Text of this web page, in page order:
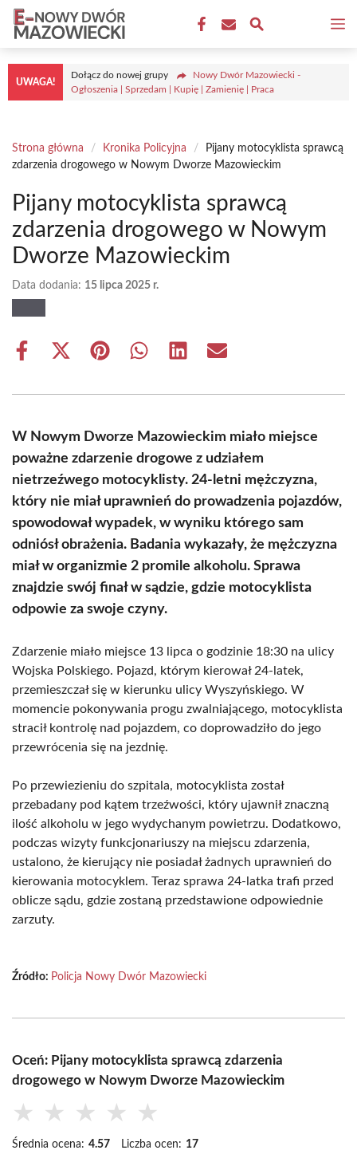
Przejdź
treści
UWAGA!
Dołącz do nowej grupy
Nowy Dwór Mazowiecki -
Ogłoszenia | Sprzedam | Kupię | Zamienię | Praca
Strona główna / Kronika Policyjna /
Pijany motocyklista sprawcą
zdarzenia drogowego w Nowym Dworze Mazowieckim
Pijany motocyklista sprawcą
zdarzenia drogowego w Nowym
Dworze Mazowieckim
Data dodania: 15 lipca 2025 r.
Share
Share
(Twitter)
Share Share Share Share
W Nowym Dworze Mazowieckim miało miejsce
poważne zdarzenie drogowe z udziałem
nietrzeźwego motocyklisty. 24-letni mężczyzna,
który nie miał uprawnień do prowadzenia pojazdów,
spowodował wypadek, w wyniku którego sam
odniósł obrażenia. Badania wykazały, że mężczyzna
miał w organizmie 2 promile alkoholu. Sprawa
znajdzie swój finał w sądzie, gdzie motocyklista
odpowie za swoje czyny.
Zdarzenie miało miejsce 13 lipca o godzinie 18:30 na ulicy
Wojska Polskiego. Pojazd, którym kierował 24-latek,
przemieszczał się w kierunku ulicy Wyszyńskiego. W
momencie pokonywania progu zwalniającego, motocyklista
stracił kontrolę nad pojazdem, co doprowadziło do jego
przewrócenia się na jezdnię.
Po przewiezieniu do szpitala, motocyklista został
przebadany pod kątem trzeźwości, który ujawnił znaczną
ilość alkoholu w jego wydychanym powietrzu. Dodatkowo,
podczas wizyty funkcjonariuszy na miejscu zdarzenia,
ustalono, że kierujący nie posiadał żadnych uprawnień do
kierowania motocyklem. Teraz sprawa 24-latka trafi przed
oblicze sądu, gdzie zostaną przedstawione odpowiednie
zarzuty.
Źródło: Policja Nowy Dwór Mazowiecki
Oceń: Pijany motocyklista sprawcą zdarzenia
drogowego w Nowym Dworze Mazowieckim
★ ★ ★ ★ ★
Średnia ocena: 4.57 Liczba ocen: 17